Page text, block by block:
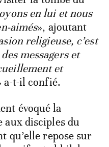
en lui et nous
aimés», ajoutant
religieuse, c’est
messagers et
et
a-t-il confié.
évoqué la
disciples du
qu’elle repose sur